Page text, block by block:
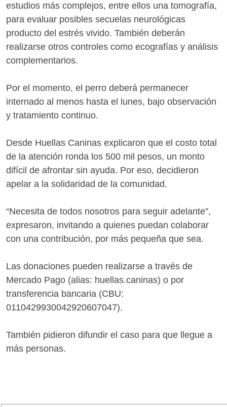
estudios más complejos, entre ellos una tomografía,
para evaluar posibles secuelas neurológicas
producto del estrés vivido. También deberán
realizarse otros controles como ecografías y análisis
complementarios.
Por el momento, el perro deberá permanecer
internado al menos hasta el lunes, bajo observación
y tratamiento continuo.
Desde Huellas Caninas explicaron que el costo total
de la atención ronda los 500 mil pesos, un monto
difícil de afrontar sin ayuda. Por eso, decidieron
apelar a la solidaridad de la comunidad.
“Necesita de todos nosotros para seguir adelante”,
expresaron, invitando a quienes puedan colaborar
con una contribución, por más pequeña que sea.
Las donaciones pueden realizarse a través de
Mercado Pago (alias: huellas.caninas) o por
transferencia bancaria (CBU:
0110429930042920607047).
También pidieron difundir el caso para que llegue a
más personas.